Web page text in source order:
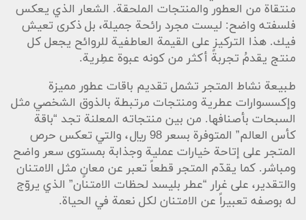
منتقاة من العطور والمنتجات الملحقة. الشعار الذي يعكس
فلسفته واضح: ليست مجرد رائحة جميلة، بل ذكرى تعيش
فيك. هذا التركيز على القيمة العاطفية للروائح يجعل كل
منتج يقدمُ تجربةً أكثر من كونه عبوة عطِرية.
طبيعة نشاط المتجر تشمل تقديم باقات عطور مميزة
وإكسسوارات عطرية ومنتجات مرتبطة بالذوق الشخصي مثل
السبحات بأصنافها. من بين منتجاته المعلنة تجد “باقة
كأس العالم” المتوفرة بسعر 98 ريال، والتي تعكس حرص
المتجر على إتاحة خيارات عملية وجذابة بمستوى سعر واضح
ومباشر. كما يقدّم المتجر قطعاً تعبر عن معانٍ مثل الامتنان
والتقدير، على غرار “عطر بليسد لحظات الامتنان” الذي يروّج
له بوصفه تعبيراً عن الامتنان لكل نعمة في الحياة.